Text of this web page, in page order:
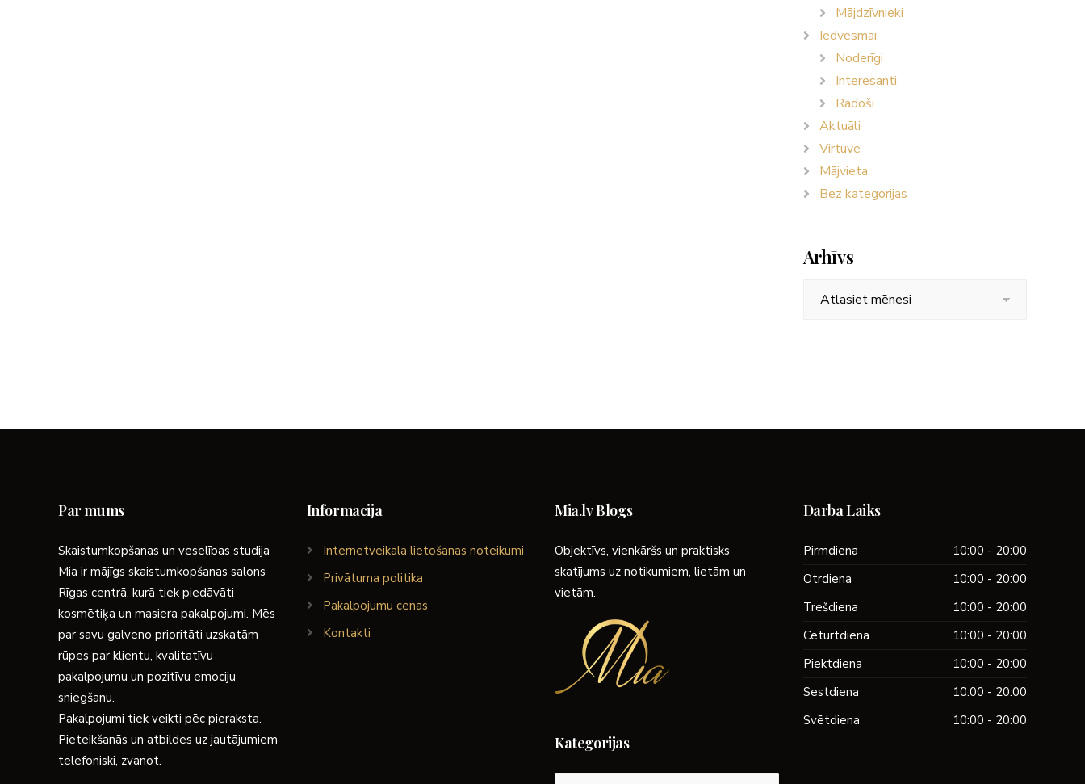
Mājdzīvnieki
Iedvesmai
Noderīgi
Interesanti
Radoši
Aktuāli
Virtuve
Mājvieta
Bez kategorijas
Arhīvs
Par mums
Skaistumkopšanas un veselības studija
Mia ir mājīgs skaistumkopšanas salons
Rīgas centrā, kurā tiek piedāvāti
kosmētiķa un masiera pakalpojumi. Mēs
par savu galveno prioritāti uzskatām
rūpes par klientu, kvalitatīvu
pakalpojumu un pozitīvu emociju
sniegšanu.
Pakalpojumi tiek veikti pēc pieraksta.
Pieteikšanās un atbildes uz jautājumiem
telefoniski, zvanot.
Informācija
Internetveikala lietošanas noteikumi
Privātuma politika
Pakalpojumu cenas
Kontakti
Mia.lv Blogs
Objektīvs, vienkāršs un praktisks
skatījums uz notikumiem, lietām un
vietām.
Kategorijas
Darba Laiks
Pirmdiena
10:00 - 20:00
Otrdiena
10:00 - 20:00
Trešdiena
10:00 - 20:00
Ceturtdiena
10:00 - 20:00
Piektdiena
10:00 - 20:00
Sestdiena
10:00 - 20:00
Svētdiena
10:00 - 20:00